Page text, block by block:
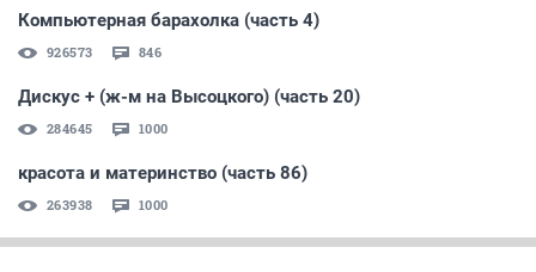
Компьютерная барахолка (часть 4)
926573 846
Дискус + (ж-м на Высоцкого) (часть 20)
284645 1000
красота и материнство (часть 86)
263938 1000